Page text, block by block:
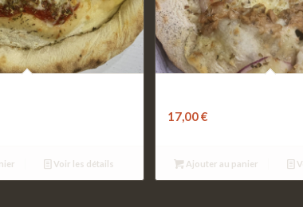
Voir les détails
17,00€
Ajouter au panier